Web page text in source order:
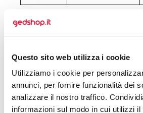
Questo sito web utilizza i cookie
Utilizziamo i cookie per
annunci, per fornire funzionalità dei
analizzare il nostro traffico.
informazioni sul modo in cui utilizzi
Tecniche di stampa
Area di
Domande e risposte